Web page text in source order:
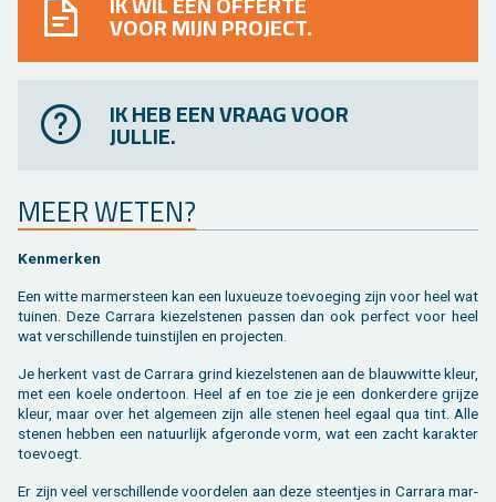
VOOR MIJN PROJECT.
IK HEB EEN VRAAG VOOR
JULLIE.
MEER WETEN?
Ken­mer­ken
Een witte mar­mer­steen kan een luxu­eu­ze toe­voe­ging zijn voor heel wat
tui­nen. Deze Car­ra­ra kie­zel­ste­nen pas­sen dan ook per­fect voor heel
wat ver­schil­len­de tuin­stij­len en pro­jec­ten.
Je her­kent vast de Car­ra­ra grind kie­zel­ste­nen aan de blauw­wit­te kleur,
met een koele on­der­toon. Heel af en toe zie je een don­ker­de­re grij­ze
kleur, maar over het al­ge­meen zijn alle ste­nen heel egaal qua tint. Alle
ste­nen heb­ben een na­tuur­lijk af­ge­ron­de vorm, wat een zacht ka­rak­ter
toe­voegt.
Er zijn veel ver­schil­len­de voor­de­len aan deze steen­tjes in Car­ra­ra mar­